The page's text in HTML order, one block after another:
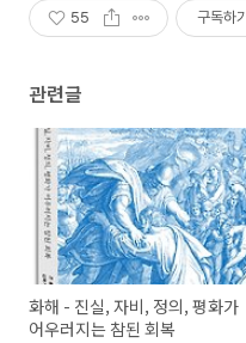
55 구독하기
관련글
화해 - 진실, 자비, 정의, 평화가
어우러지는 참된 회복